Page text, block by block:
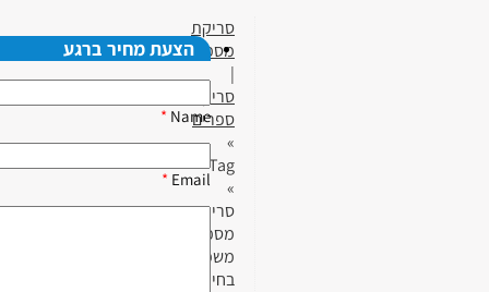
סריקת
מסמכים
|
סריקת
ספרים
»
Tag
»
סריקת
מסמכים
משפטיים
בחיפה
הצעת מחיר ברגע
Name
*
Email
*